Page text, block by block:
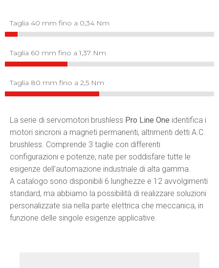
Taglia 40 mm fino a 0,34 Nm
Taglia 60 mm fino a 1,37 Nm
Taglia 80 mm fino a 2,5 Nm
La serie di servomotori brushless Pro Line One identifica i
motori sincroni a magneti permanenti, altrimenti detti A.C.
brushless. Comprende 3 taglie con differenti
configurazioni e potenze, nate per soddisfare tutte le
esigenze dell’automazione industriale di alta gamma.
A catalogo sono disponibili 6 lunghezze e 12 avvolgimenti
standard, ma abbiamo la possibilità di realizzare soluzioni
personalizzate sia nella parte elettrica che meccanica, in
funzione delle singole esigenze applicative.